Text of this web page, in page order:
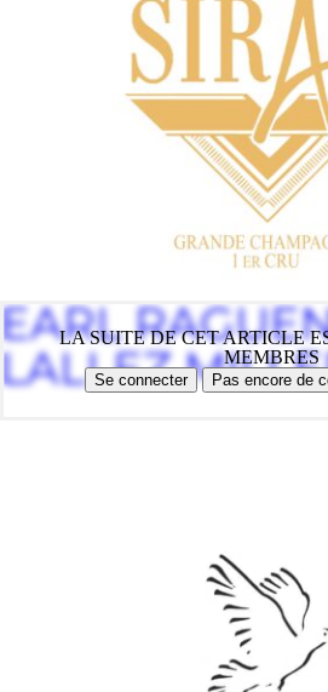
LA SUITE DE CET ARTICLE
MEMBRES
Se connecter Pas encore de
EARL
LALLEZ